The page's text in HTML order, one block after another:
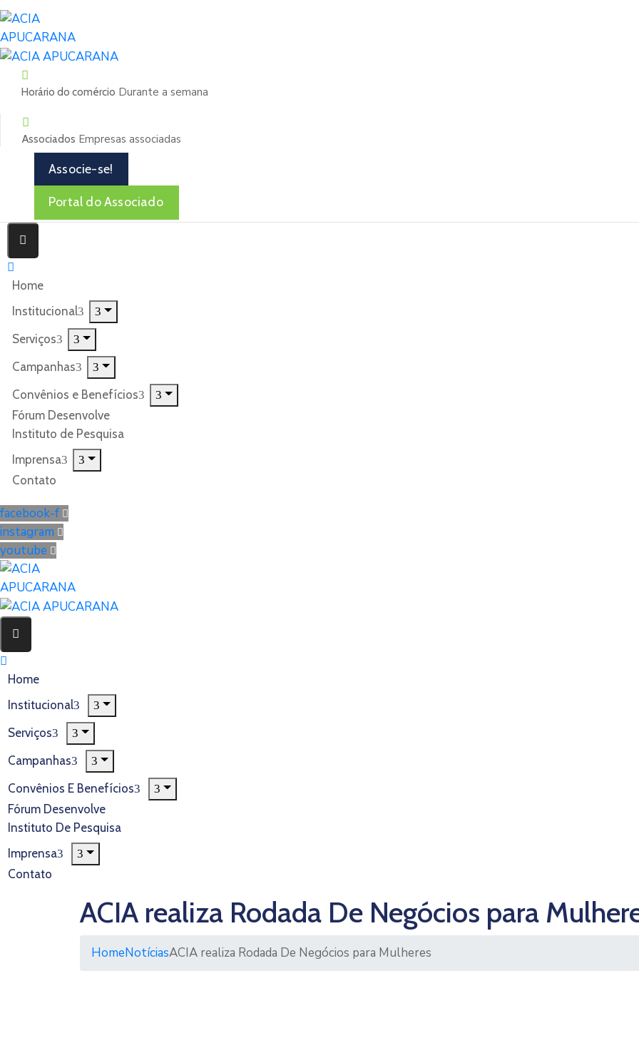
Horário do comércio Durante a semana
Associados Empresas associadas
Associe-se!
Portal do Associado
Home
Institucional
Serviços
Campanhas
Convênios e Benefícios
Fórum Desenvolve
Instituto de Pesquisa
Imprensa
Contato
facebook-f
instagram
youtube
Home
Institucional
Serviços
Campanhas
Convênios E Benefícios
Fórum Desenvolve
Instituto De Pesquisa
Imprensa
Contato
ACIA realiza Rodada De Negócios para
HomeNotíciasACIA realiza Rodada De Negócios para Mulheres